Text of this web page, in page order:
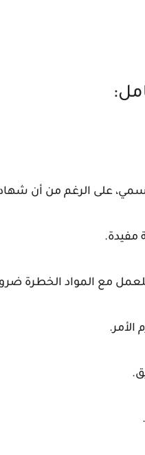
على الرغم من أن شهادة
مفيدة.
مع المواد الخطرة
الأمر.